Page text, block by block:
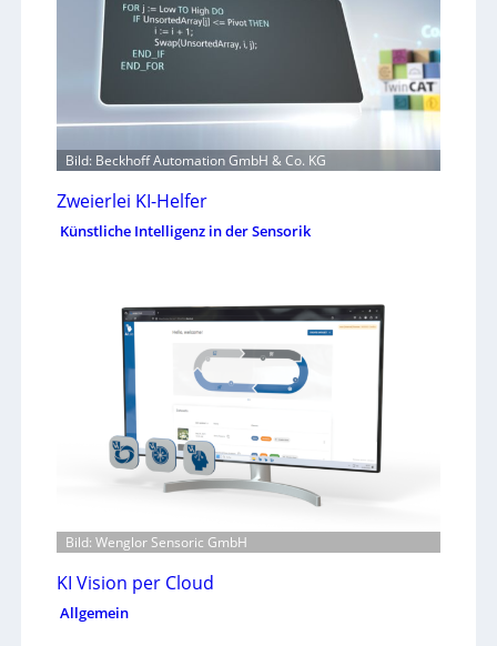
Bild: Beckhoff Automation GmbH & Co. KG
Zweierlei KI-Helfer
Künstliche Intelligenz in der Sensorik
Bild: Wenglor Sensoric GmbH
KI Vision per Cloud
Allgemein